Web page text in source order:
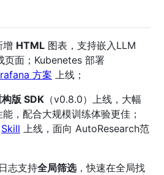
增 HTML 图表，支持嵌入LLM
面；Kubenetes 部署
方案 上线；
版 SDK （v0.8.0）上线，大幅
，配合大规模训练体验更佳；
Skill 上线，面向 AutoResearch范
志支持全局筛选，快速在全局找